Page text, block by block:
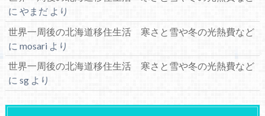
に やまだより
世界一周後の北海道移住生活 寒さと雪や冬の光熱費など
に mosariより
世界一周後の北海道移住生活 寒さと雪や冬の光熱費など
に sgより